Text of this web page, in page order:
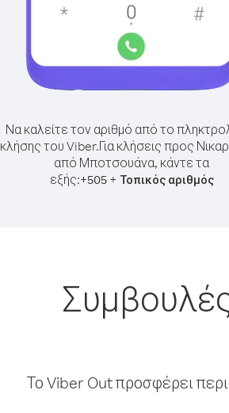
Να καλείτε τον αριθμό από το
κλήσης του Viber.Για κλήσεις προς
από Μποτσουάνα, κάντε τα
εξής:+505+ Τοπικός αριθμός
Το Viber Out προσφέρει